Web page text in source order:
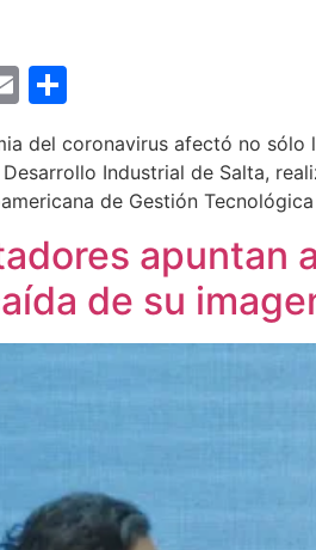
Email
del coronavirus afectó no
Industrial de Salta,
de Gestión
apuntan
de su